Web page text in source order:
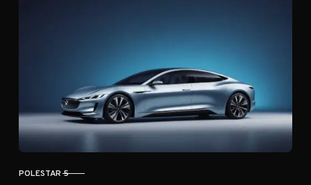
KATEGORI
POLESTAR 5